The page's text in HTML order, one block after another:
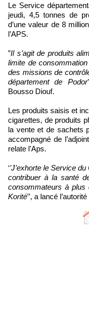
Le Service départemental du Commerce de Podor a incinéré,
jeudi, 4,5 tonnes de
d’une valeur de 8
l’APS.
”Il s’agit de produits
limite de
des missions de
département de Podor
Bousso Diouf.
Les produits saisis et
cigarettes, de produits
la vente et de sachets
accompagné de
relate l'Aps.
‘’J’exhorte le Service
contribuer à la santé
consommateurs à
Korité’’, a lancé